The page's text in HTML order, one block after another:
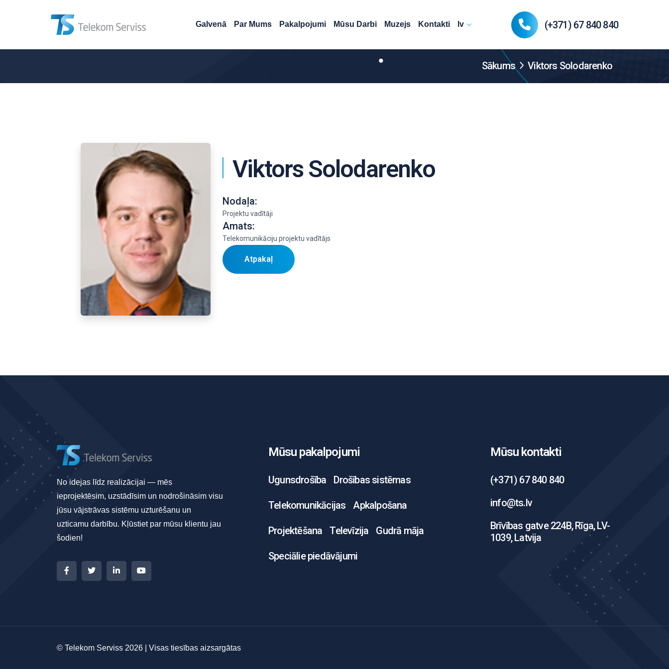
Galvenā Par Mums Pakalpojumi Mūsu Darbi Muzejs Kontakti lv (+371) 67 840 840
Sākums Viktors Solodarenko
Viktors Solodarenko
Nodaļa:
Projektu vadītāji
Amats:
Telekomunikāciju projektu vadītājs
Atpakaļ
No idejas līdz realizācijai — mēs
ieprojektēsim, uzstādīsim un nodrošināsim visu
jūsu vājstrāvas sistēmu uzturēšanu un
uzticamu darbību. Kļūstiet par mūsu klientu jau
šodien!
Mūsu pakalpojumi
Ugunsdrošība Drošības sistēmas
Telekomunikācijas Apkalpošana
Projektēšana Televīzija Gudrā māja
Speciālie piedāvājumi
Mūsu kontakti
(+371) 67 840 840
info@ts.lv
Brīvības gatve 224B, Rīga, LV-
1039, Latvija
© Telekom Serviss 2026 | Visas tiesības aizsargātas